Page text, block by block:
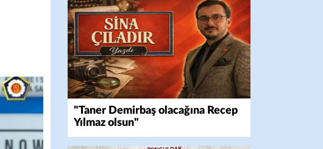
"Taner Demirbaş olacağına Recep
Yılmaz olsun"